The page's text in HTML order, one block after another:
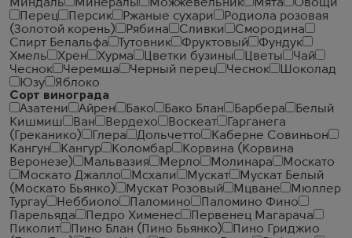
Миндаль
Минералы Можжевельник Мята
Овощи
Перец
Персик Ржаные сухари
Родиола розовая
(Золотой корень)
Рябина Сливки
Смородина
Спирт Белальфа
Тутовник Фруктовый
Фундук
Хмель
Хрен Хурма Цветки бузины Цветы
Чай
Чеcнок
Черемша Черный перец Чеснок
Шоколад
Юзу
Яблоко
Сорт винограда
Азатени
Айрен Бако Бако Блан Барбера
Белый
Кишмиш
Ван Вердехо Воскеат
Гарганега
(Греканико)
Глера Дольчетто
Каберне Совиньон
Кангун
Кангур Коломбар
Корвина (Корвина
Веронезе)
Мальвазия Мерло Молинара
Москато
Москато Джалло
Мсхали Мускат
Мускат Белый
(Москато Бьянко)
Мускат Розовый Мцване
Мюллер
Тургау
Неббиоло Паломино
Паломино Фино
Парельяда
Педро Хименес
Первенец Магарача
Пиколит
Пино Блан (Пино Бьянко)
Пино Гриджио